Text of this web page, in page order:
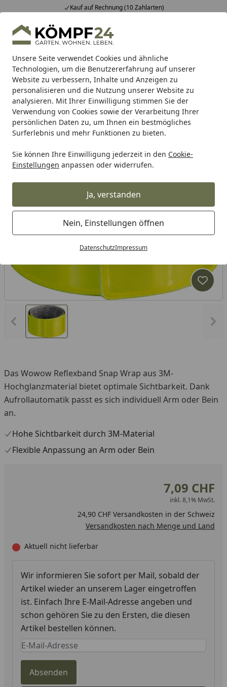
Unsere Seite verwendet Cookies und ähnliche
Technologien, um die Benutzererfahrung auf unserer
Website zu verbessern, Inhalte und Anzeigen zu
personalisieren und die Nutzung unserer Website zu
analysieren. Mit Ihrer Einwilligung stimmen Sie der
Verwendung von Cookies sowie der Verarbeitung Ihrer
persönlichen Daten zu, um Ihnen ein bestmögliches
Surferlebnis und mehr Funktionen zu bieten.
Sie können Ihre Einwilligung jederzeit in den Cookie-
Einstellungen anpassen oder widerrufen.
Ja, verstanden
Nein, Einstellungen öffnen
DatenschutzImpressum
Kauf auf Rechnung (10 Zahlarten)
Alle Produkte
Mein Konto
Suchen
Startseite
Auto & Zweirad Fahrradzubehör & Fahrradbedarf
Wowow Reflexband Snap Wrap gelb
Vorheriges Bild anzeigen
Das Wowow Reflexband Snap Wrap aus 3M-
Hochglanzmaterial bietet optimale Sichtbarkeit. Dank
Aufrollautomatik passt es sich individuell Arm oder Bein
an.
Hohe Sichtbarkeit durch 3M-Material
Flexible Anpassung an Arm oder Bein
7,09 CHF
inkl. 8,1% MwSt.
24,90 CHF Versandkosten in der Schweiz
Versandkosten nach Menge und Land
Aktuell nicht lieferbar
Wir informieren Sie sofort per Mail, sobald der
Artikel wieder an unserem Lager eingetroffen
ist. Einfach Ihre E-Mail-Adresse angeben und
schon gehören Sie zu den Ersten, die diesen
Artikel bestellen können.
Keine Eingabe erforderlich
Eingabe erforderlich
Absenden